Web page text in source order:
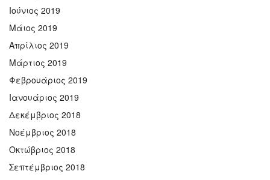
Ιούνιος 2019
Μάιος 2019
Απρίλιος 2019
Μάρτιος 2019
Φεβρουάριος 2019
Ιανουάριος 2019
Δεκέμβριος 2018
Νοέμβριος 2018
Οκτώβριος 2018
Σεπτέμβριος 2018